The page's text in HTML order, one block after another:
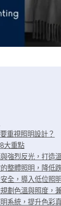
重視照明設計？
大重點
強烈反光，打造
整體照明，降低
全，導入低位照
劃色溫與照度，
系統，提升色彩